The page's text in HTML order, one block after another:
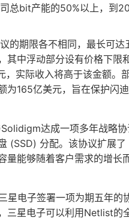
总bit产能的50%以上，到
的期限各不相同，最长可
其中浮动部分设有价格下
，实际收入将高于该金额。
为165亿美元，旨在保护闪
达成一项多年战略
(SSD) 分配。该协议扩展
量能够随着客户需求的增长
星电子签署一项为期五年的
三星电子可以利用Netlist的